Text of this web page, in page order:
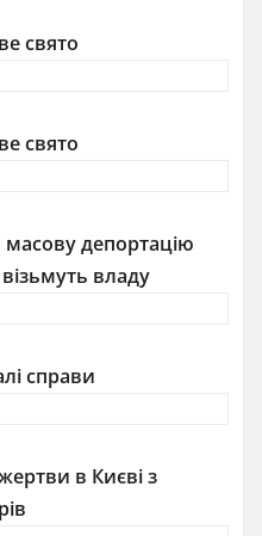
свято
свято
депортацію
владу
справи
в Києві з